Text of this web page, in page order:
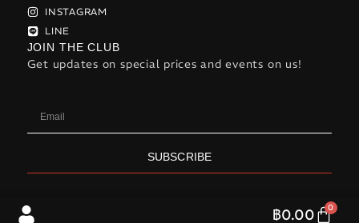
INSTAGRAM
LINE
JOIN THE CLUB
Get updates on special prices and events on us!
SUBSCRIBE
฿0.00 0